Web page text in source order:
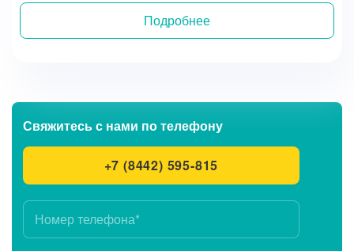
Записаться на приемПодробнее
Свяжитесь с нами по телефону
+7 (8442) 595-815